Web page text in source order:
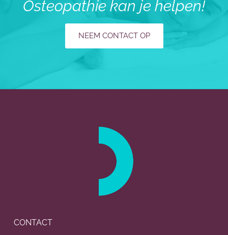
Osteopathie kan je helpen!
NEEM CONTACT OP
CONTACT